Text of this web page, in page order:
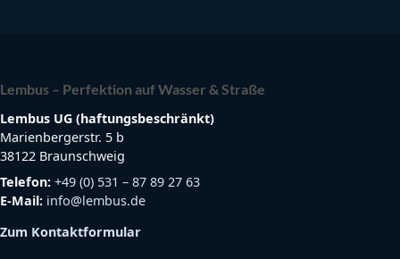
Lembus – Perfektion auf Wasser & Straße
Lembus UG (haftungsbeschränkt)
Marienbergerstr. 5 b
38122 Braunschweig
Telefon: +49 (0) 531 – 87 89 27 63
E-Mail: info@lembus.de
Zum Kontaktformular